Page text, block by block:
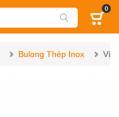
0
Bulong Thép Inox Vít